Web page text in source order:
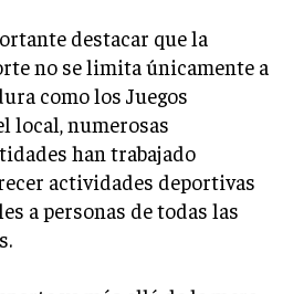
FINANCIEROS
destacar que la
no se limita únicamente a
como los Juegos
local, numerosas
han trabajado
actividades deportivas
a personas de todas las